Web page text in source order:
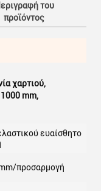
του
προϊόντος
χαρτιού,
1000 mm,
ευαίσθητο
προσαρμογή